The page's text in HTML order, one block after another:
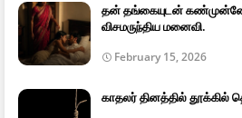
தன் தங்கையுடன்
விசமருந்திய மனைவி.
February 15, 2026
காதலர் தினத்தில்